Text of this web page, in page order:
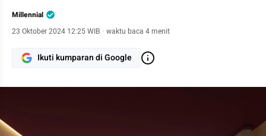
Millennial
23 Oktober 2024 12:25 WIB · waktu baca 4 menit
Ikuti kumparan di Google